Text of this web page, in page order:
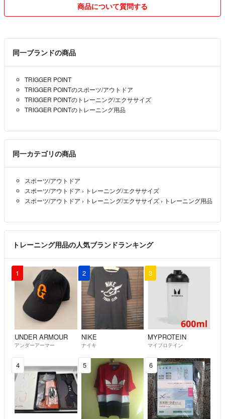
商品について質問する
同一ブランドの商品
TRIGGER POINT
TRIGGER POINTのスポーツ/アウトドア
TRIGGER POINTのトレーニング/エクササイズ
TRIGGER POINTのトレーニング用品
同一カテゴリの商品
スポーツ/アウトドア
スポーツ/アウトドア › トレーニング/エクササイズ
スポーツ/アウトドア › トレーニング/エクササイズ › トレーニング用品
トレーニング用品の人気ブランドランキング
1
UNDER ARMOUR
アンダーアーマー
2
NIKE
ナイキ
3
MYPROTEIN
マイプロテイン
4 5 6